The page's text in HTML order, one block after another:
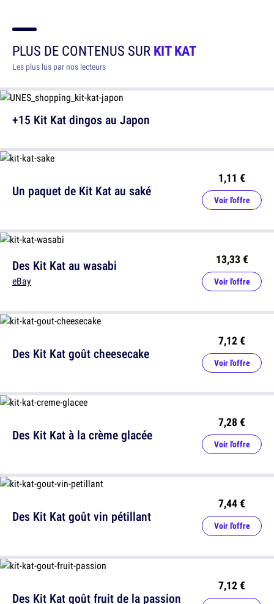
PLUS DE CONTENUS SURKIT KAT
Les plus lus par nos lecteurs
+15 Kit Kat dingos au Japon
Des Kit Kat au wasabi
eBay
13,33 €
Voir l'offre
Des Kit Kat goût cheesecake
7,12 €
Voir l'offre
Des Kit Kat goût vin pétillant
7,44 €
Voir l'offre
Un paquet de Kit Kat au saké
1,11 €
Voir l'offre
Des Kit Kat à la crème glacée
7,28 €
Voir l'offre
Des Kit Kat goût fruit de la passion
7,12 €